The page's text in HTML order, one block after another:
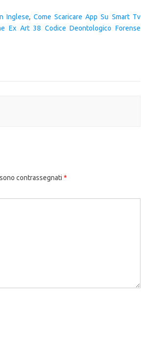
Inglese, Come Scaricare App Su Smart Tv
Ex Art 38 Codice Deontologico Forense
contrassegnati *